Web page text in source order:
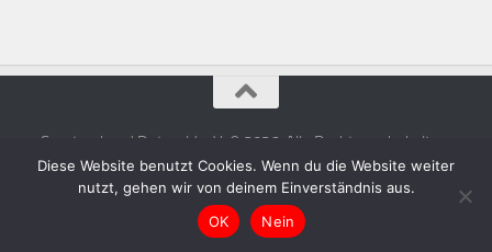
Sportverband Detmold e.V. © 2026. Alle Rechte vorbehalten.
Diese Website benutzt Cookies. Wenn du die Website weiter
nutzt, gehen wir von deinem Einverständnis aus.
OK
Nein